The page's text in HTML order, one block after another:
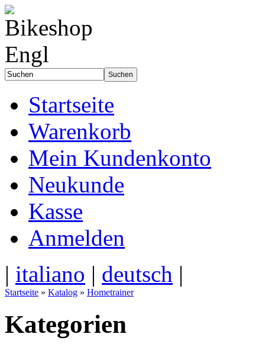
Startseite
Warenkorb
Mein Kundenkonto
Neukunde
Kasse
Anmelden
| italiano | deutsch |
Startseite » Katalog » Hometrainer
Kategorien